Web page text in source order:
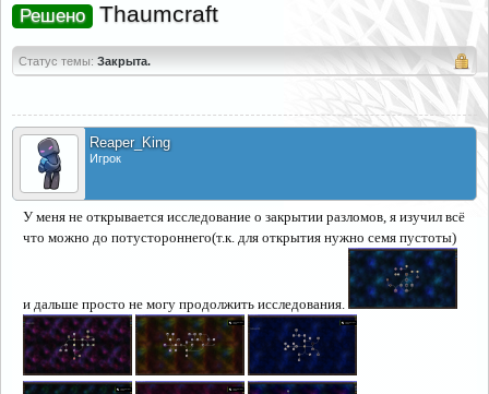
Решено Thaumcraft
Статус темы: Закрыта.
Reaper_King
Игрок
У меня не открывается исследование о закрытии разломов, я изучил всё
что можно до потустороннего(т.к. для открытия нужно семя пустоты)
и дальше просто не могу продолжить исследования.